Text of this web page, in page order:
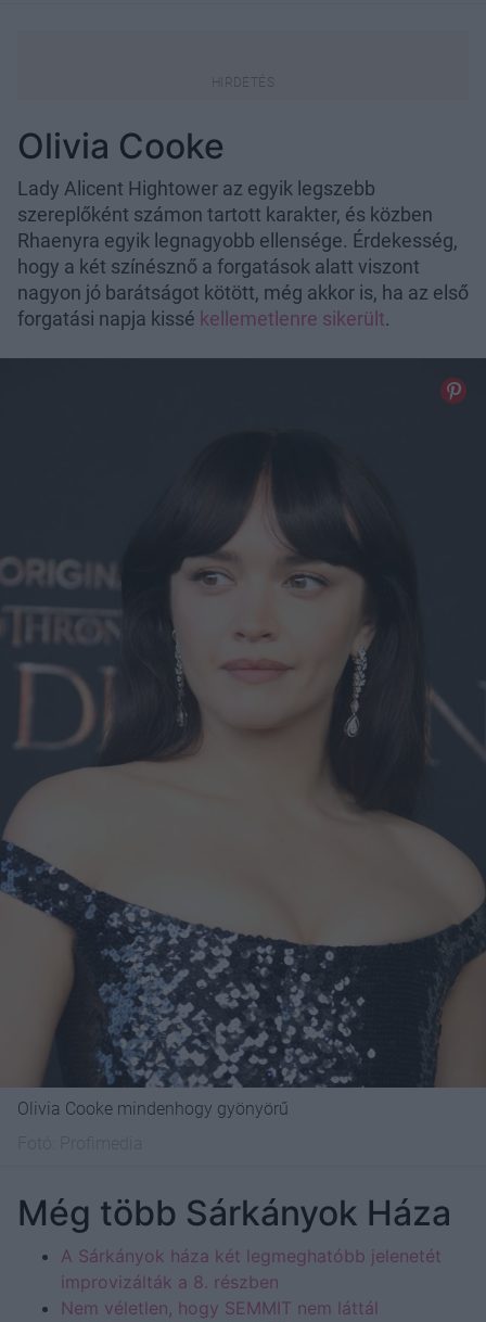
Olivia Cooke
Lady Alicent Hightower az egyik legszebb
szereplőként számon tartott karakter, és közben
Rhaenyra egyik legnagyobb ellensége. Érdekesség,
hogy a két színésznő a forgatások alatt viszont
nagyon jó barátságot kötött, még akkor is, ha az első
forgatási napja kissé kellemetlenre sikerült.
Olivia Cooke mindenhogy gyönyörű
Még több Sárkányok Háza
A Sárkányok háza két legmeghatóbb jelenetét
improvizálták a 8. részben
Nem véletlen, hogy SEMMIT nem láttál